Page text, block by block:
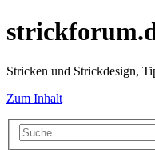
Stricken und Strickdesign,
Zum Inhalt